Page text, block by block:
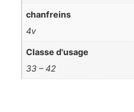
chanfreins
4v
Classe d'usage
33 – 42